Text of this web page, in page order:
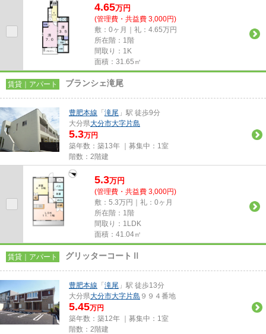
4.65万円
(管理費・共益費 3,000円)
敷：0ヶ月｜礼：4.65万円
所在階：1階
間取り：1K
面積：31.65㎡
賃貸｜アパート ブランシェ滝尾
豊肥本線 「 滝尾 」駅 徒歩9分
大分県大分市大字片島
5.3万円
築年数：築13年 ｜募集中： 1室
階数：2階建
5.3万円
(管理費・共益費 3,000円)
敷：5.3万円｜礼：0ヶ月
所在階：1階
間取り：1LDK
面積：41.04㎡
賃貸｜アパート グリッターコートⅡ
豊肥本線 「 滝尾 」駅 徒歩13分
大分県大分市大字片島 ９９４番地
5.45万円
築年数：築12年 ｜募集中： 1室
階数：2階建